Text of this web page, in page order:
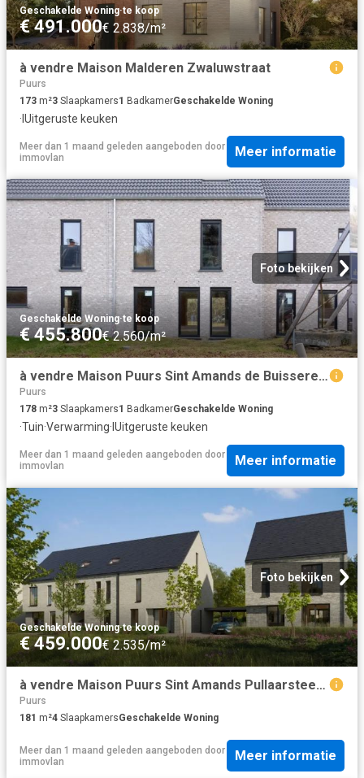
Geschakelde Woning·te koop
€ 491.000€ 2.838/m²
à vendre Maison Malderen Zwaluwstraat
Puurs
173 m²3 Slaapkamers1 BadkamerGeschakelde Woning
· IUitgeruste keuken
Meer dan 1 maand geleden aangeboden door
immovlan
Meer informatie
Foto bekijken
Geschakelde Woning·te koop
€ 455.800€ 2.560/m²
à vendre Maison Puurs Sint Amands de Buisseretlaan
Puurs
178 m²3 Slaapkamers1 BadkamerGeschakelde Woning
·Tuin·Verwarming· IUitgeruste keuken
Meer dan 1 maand geleden aangeboden door
immovlan
Meer informatie
Foto bekijken
Geschakelde Woning·te koop
€ 459.000€ 2.535/m²
à vendre Maison Puurs Sint Amands Pullaarsteenweg
Puurs
181 m²4 SlaapkamersGeschakelde Woning
Meer dan 1 maand geleden aangeboden door
immovlan
Meer informatie